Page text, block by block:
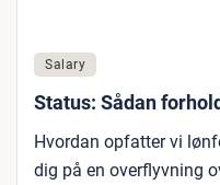
Salary
Status: Sådan
Hvordan opfatter vi
dig på en overflyvning